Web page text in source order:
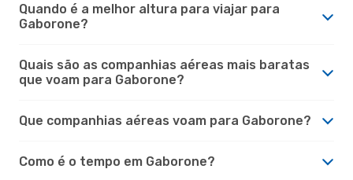
Quando é a melhor altura para viajar para
Gaborone?
Quais são as companhias aéreas mais baratas
que voam para Gaborone?
Que companhias aéreas voam para Gaborone?
Como é o tempo em Gaborone?